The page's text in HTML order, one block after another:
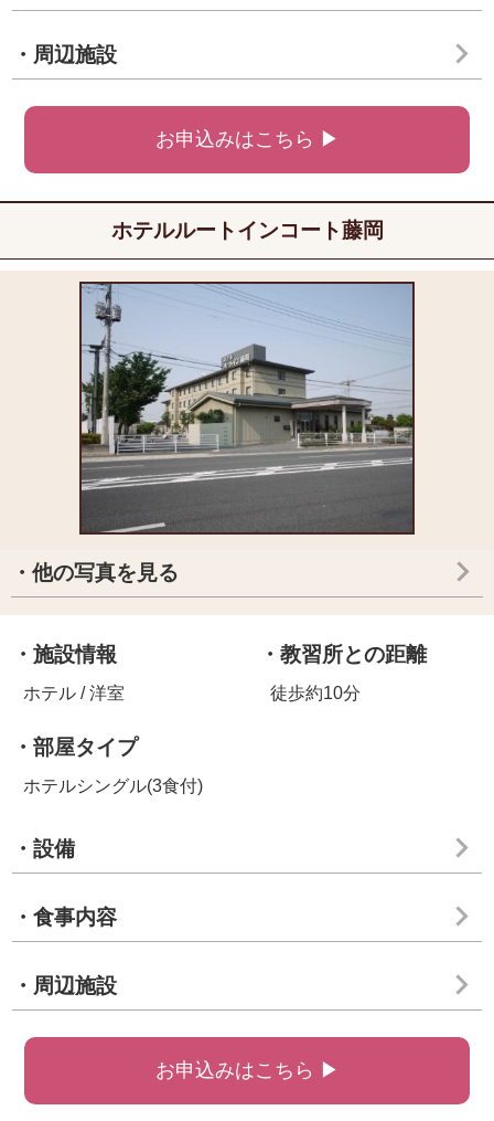
・周辺施設
お申込みはこちら ▶
ホテルルートインコート藤岡
・他の写真を見る
・施設情報
ホテル / 洋室
・教習所との距離
徒歩約10分
・部屋タイプ
ホテルシングル(3食付)
・設備
・食事内容
・周辺施設
お申込みはこちら ▶